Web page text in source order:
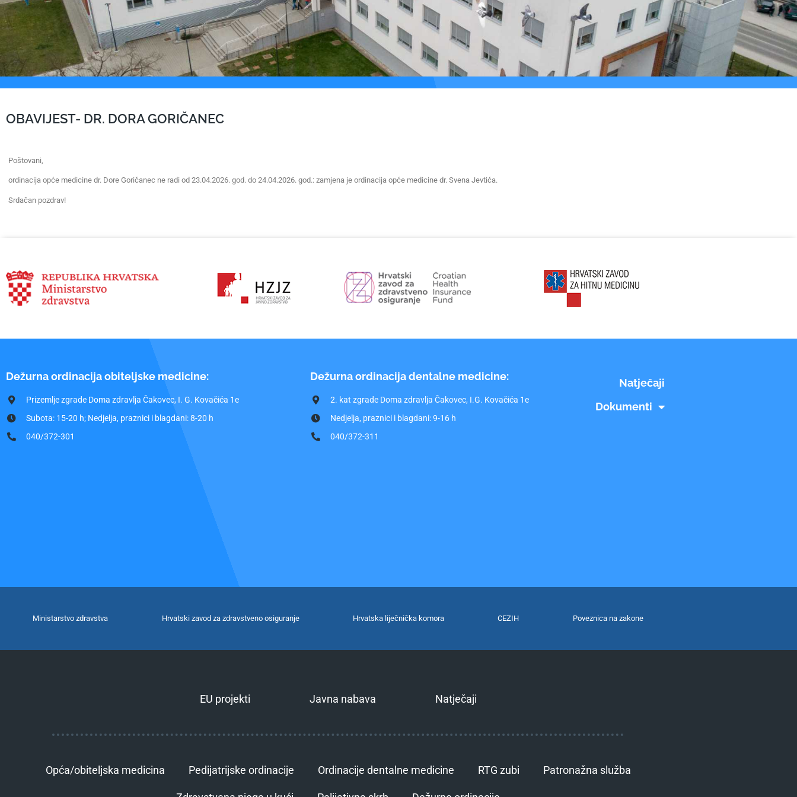
OBAVIJEST- DR. DORA GORIČANEC
Poštovani,
ordinacija opće medicine dr. Dore Goričanec ne radi od 23.04.2026. god. do 24.04.2026. god.: zamjena je ordinacija opće medicine dr. Svena Jevtića.
Srdačan pozdrav!
Dežurna ordinacija obiteljske medicine:
Prizemlje zgrade Doma zdravlja Čakovec, I. G. Kovačića 1e
Subota: 15-20 h; Nedjelja, praznici i blagdani: 8-20 h
040/372-301
Dežurna ordinacija dentalne medicine:
2. kat zgrade Doma zdravlja Čakovec, I.G. Kovačića 1e
Nedjelja, praznici i blagdani: 9-16 h
040/372-311
Natječaji
Dokumenti
Ministarstvo zdravstva Hrvatski zavod za zdravstveno osiguranje Hrvatska liječnička komora CEZIH Poveznica na zakone
EU projekti Javna nabava Natječaji
Opća/obiteljska medicina Pedijatrijske ordinacije Ordinacije dentalne medicine RTG zubi Patronažna služba